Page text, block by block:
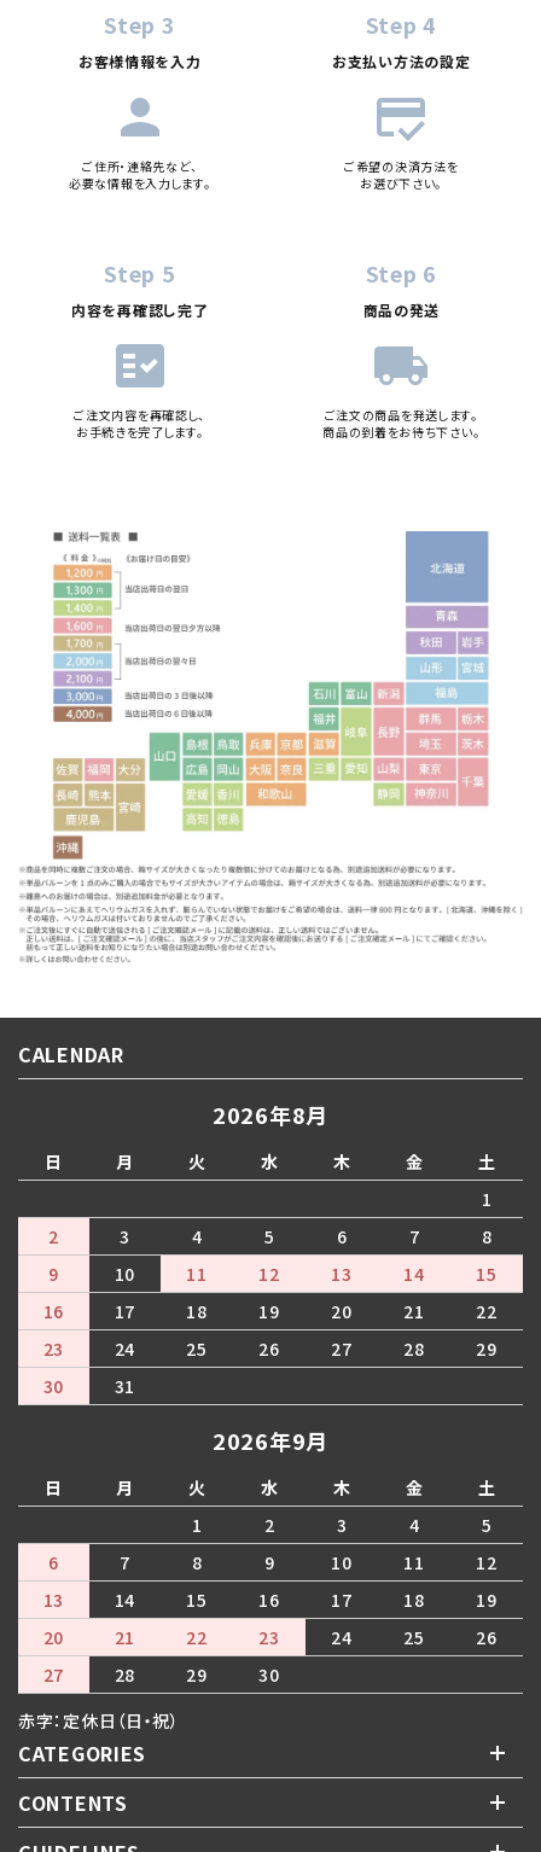
Step 3
お客様情報を入力
person
ご住所・連絡先など、
必要な情報を入力します。
Step 4
お支払い方法の設定
credit_score
ご希望の決済方法を
お選び下さい。
Step 5
内容を再確認し完了
fact_check
ご注文内容を再確認し、
お手続きを完了します。
Step 6
商品の発送
local_shipping
ご注文の商品を発送します。
商品の到着をお待ち下さい。
CALENDAR
2026年8月
日 月 火 水 木 金
土
1
2
3 4 5 6 7
8
9
10 11 12 13 14
15
16
17 18 19 20 21
22
23
24 25 26 27 28
29
30
31
2026年9月
日 月 火 水 木 金
土
1
2 3 4
5
6
7 8 9 10 11
12
13
14 15 16 17 18
19
20
21 22 23 24 25
26
27
28 29
30
赤字：定休日（日・祝）
CATEGORIES
CONTENTS